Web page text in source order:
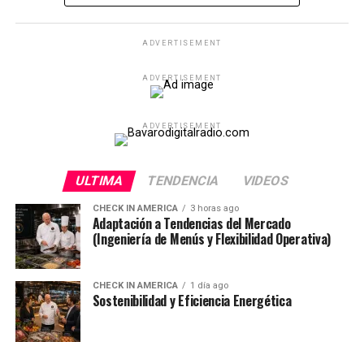
ADVERTISEMENT
ADVERTISEMENT
ADVERTISEMENT
ULTIMA TENDENCIA VIDEOS
CHECK IN AMERICA 3 horas ago
Adaptación a Tendencias del Mercado
(Ingeniería de Menús y Flexibilidad Operativa)
CHECK IN AMERICA 1 día ago
Sostenibilidad y Eficiencia Energética